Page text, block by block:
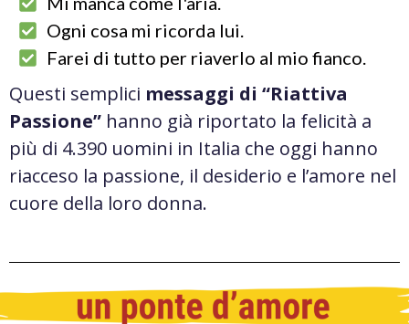
Ogni cosa mi ricorda lui.
Farei di tutto per riaverlo al mio fianco.
Questi semplici messaggi di “Riattiva
Passione” hanno già riportato la felicità a
più di 4.390 uomini in Italia che oggi hanno
riacceso la passione, il desiderio e l’amore nel
cuore della loro donna.